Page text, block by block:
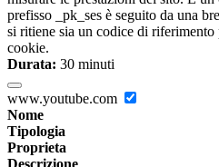
prefisso _pk_ses è seguito da una
si ritiene sia un codice di
cookie.
Durata: 30 minuti
www.youtube.com
Nome
Tipologia
Proprieta
Descrizione